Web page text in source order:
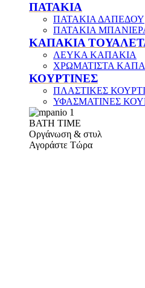
ΠΑΤΑΚΙΑ
ΠΑΤΑΚΙΑ ΔΑΠΕΔΟΥ
ΠΑΤΑΚΙΑ
ΚΑΠΑΚΙΑ
ΛΕΥΚΑ ΚΑΠΑΚΙΑ
ΧΡΩΜΑΤΙΣΤΑ
ΚΟΥΡΤΙΝΕΣ
ΠΛΑΣΤΙΚΕΣ
ΥΦΑΣΜΑΤΙΝΕΣ
ΒΑΤΗ ΤΙΜΕ
Οργάνωση & στυλ
Αγοράστε Τώρα